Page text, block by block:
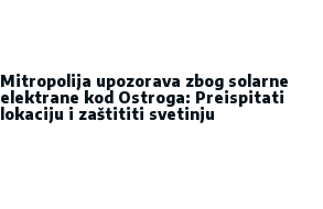
Mitropolija upozorava zbog solarne
elektrane kod Ostroga: Preispitati
lokaciju i zaštititi svetinju